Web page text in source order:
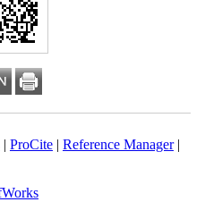
|ProCite|Reference Manager